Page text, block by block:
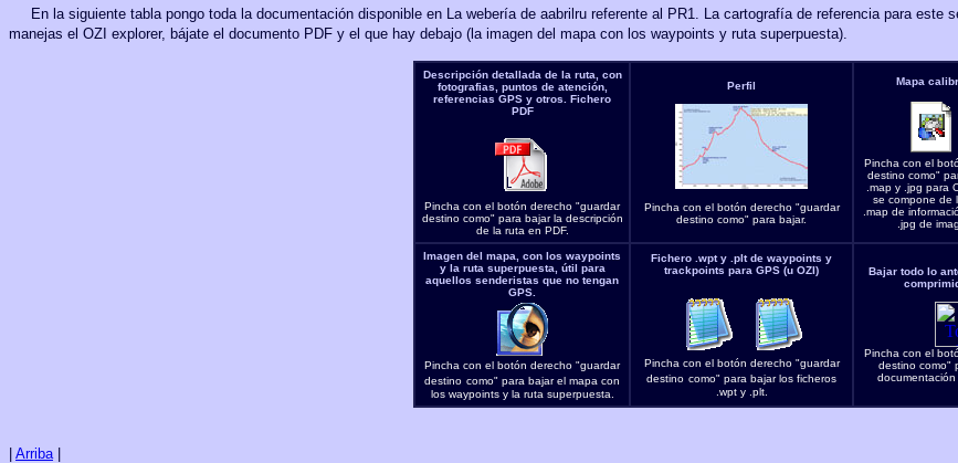
En la siguiente tabla pongo toda la documentación disponible en La webería de aabrilru referente al PR1. La cartografía de referencia para este
manejas el OZI explorer, bájate el documento PDF y el que hay debajo (la imagen del mapa con los waypoints y ruta superpuesta).
Descripción detallada de la ruta, con
fotografias, puntos de atención,
referencias GPS y otros. Fichero
PDF
Pincha con el botón derecho "guardar
destino como" para bajar la descripción
de la ruta en PDF.
Perfil
Pincha con el botón derecho "guardar
destino como" para bajar.
Mapa
Pincha con el
destino como"
.map y .jpg para
se compone de
.map de
.jpg de
Imagen del mapa, con los waypoints
y la ruta superpuesta, útil para
aquellos senderistas que no tengan
GPS.
Pincha con el botón derecho "guardar
destino como" para bajar el mapa con
los waypoints y la ruta superpuesta.
Fichero .wpt y .plt de waypoints y
trackpoints para GPS (u OZI)
Pincha con el botón derecho "guardar
destino como" para bajar los ficheros
.wpt y .plt.
Bajar todo lo
Pincha con el
destino como"
Arriba|